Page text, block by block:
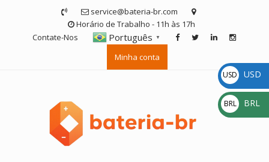
service@bateria-br.com
Horário de Trabalho - 11h às 17h
Contate-Nos
Português ▼
Minha conta
USD
$
USD
BRL
R$
BRL